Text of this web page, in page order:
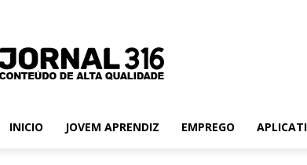
INICIO JOVEM APRENDIZ EMPREGO